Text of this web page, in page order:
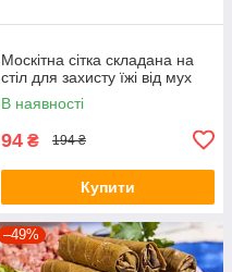
Москітна сітка складана на
стіл для захисту їжі від мух
В наявності
94 ₴ 194 ₴
Купити
–49%